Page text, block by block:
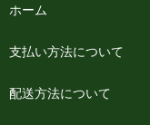
ホーム
支払い方法について
配送方法について